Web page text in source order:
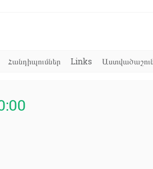
Հանդիպումներ Links